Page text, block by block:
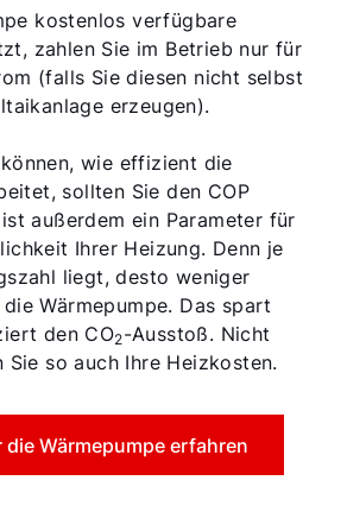
kostenlos verfügbare
zahlen Sie im Betrieb nur für
(falls Sie diesen nicht selbst
erzeugen).
wie effizient die
sollten Sie den COP
außerdem ein Parameter für
Ihrer Heizung. Denn je
liegt, desto weniger
Wärmepumpe. Das spart
den CO2-Ausstoß. Nicht
so auch Ihre Heizkosten.
die Wärmepumpe erfahren